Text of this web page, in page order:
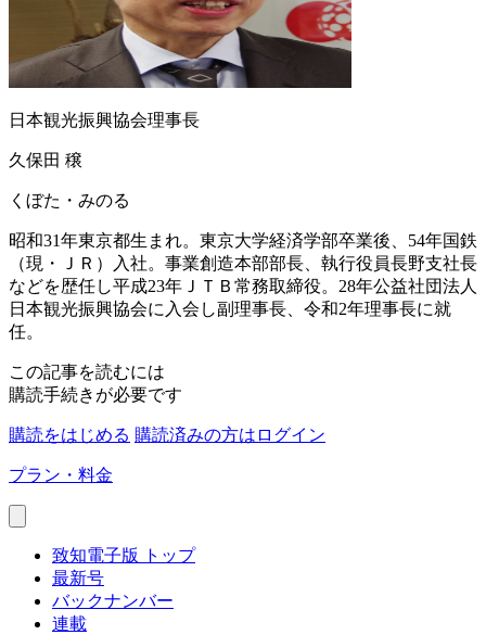
日本観光振興協会理事長
久保田 穣
くぼた・みのる
昭和31年東京都生まれ。東京大学経済学部卒業後、54年国鉄
（現・ＪＲ）入社。事業創造本部部長、執行役員長野支社長
などを歴任し平成23年ＪＴＢ常務取締役。28年公益社団法人
日本観光振興協会に入会し副理事長、令和2年理事長に就
任。
この記事を読むには
購読手続きが必要です
購読をはじめる 購読済みの方はログイン
プラン・料金
致知電子版 トップ
最新号
バックナンバー
連載